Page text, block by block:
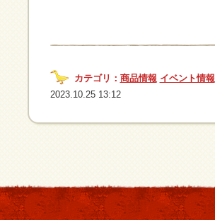
カテゴリ： 商品情報 イベント情報
2023.10.25 13:12